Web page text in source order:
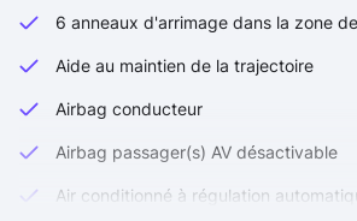
6 anneaux d'arrimage dans la zone
Aide au maintien de la trajectoire
Airbag conducteur
Airbag passager(s) AV désactivable
Air conditionné à régulation